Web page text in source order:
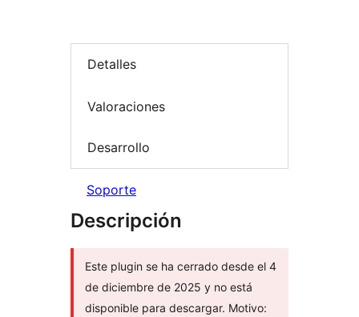
Detalles
Valoraciones
Desarrollo
Soporte
Descripción
Este plugin se ha cerrado desde el 4
de diciembre de 2025 y no está
disponible para descargar. Motivo: